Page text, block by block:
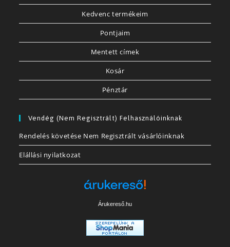
Kedvenc termékeim
Pontjaim
Mentett címek
Kosár
Pénztár
Vendég (nem Regisztrált) Felhasználóinknak
Rendelés követése Nem Regisztrált vásárlóinknak
Elállási nyilatkozat
Árukereső.hu